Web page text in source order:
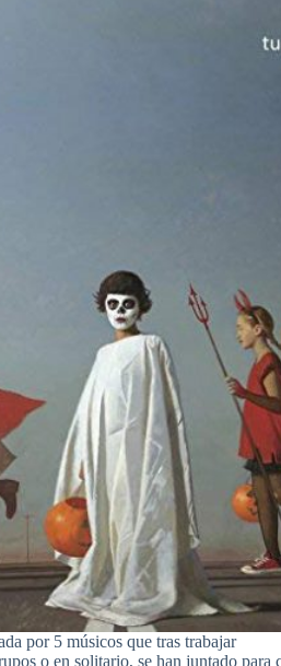
por 5 músicos que tras trabajar
o en solitario, se han juntado para